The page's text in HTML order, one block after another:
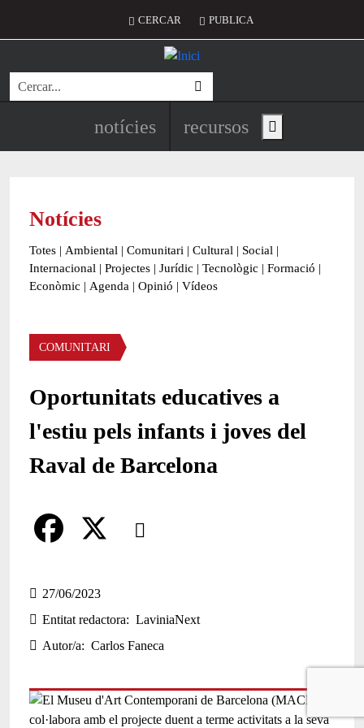
Menú del compte d'usuari
CERCAR PUBLICA
Cerca
Navegació principal de
notícies recursos Show main menu
Notícies
Totes | Ambiental | Comunitari | Cultural | Social |
Internacional | Projectes | Jurídic | Tecnològic | Formació |
Econòmic | Agenda | Opinió | Vídeos
Àmbit de la notícia
COMUNITARI
Oportunitats educatives a
l'estiu pels infants i joves del
Raval de Barcelona
Comparteix
a
c
e
o
27/06/2023
Entitat redactora
LaviniaNext
Autor/a
Carlos Faneca